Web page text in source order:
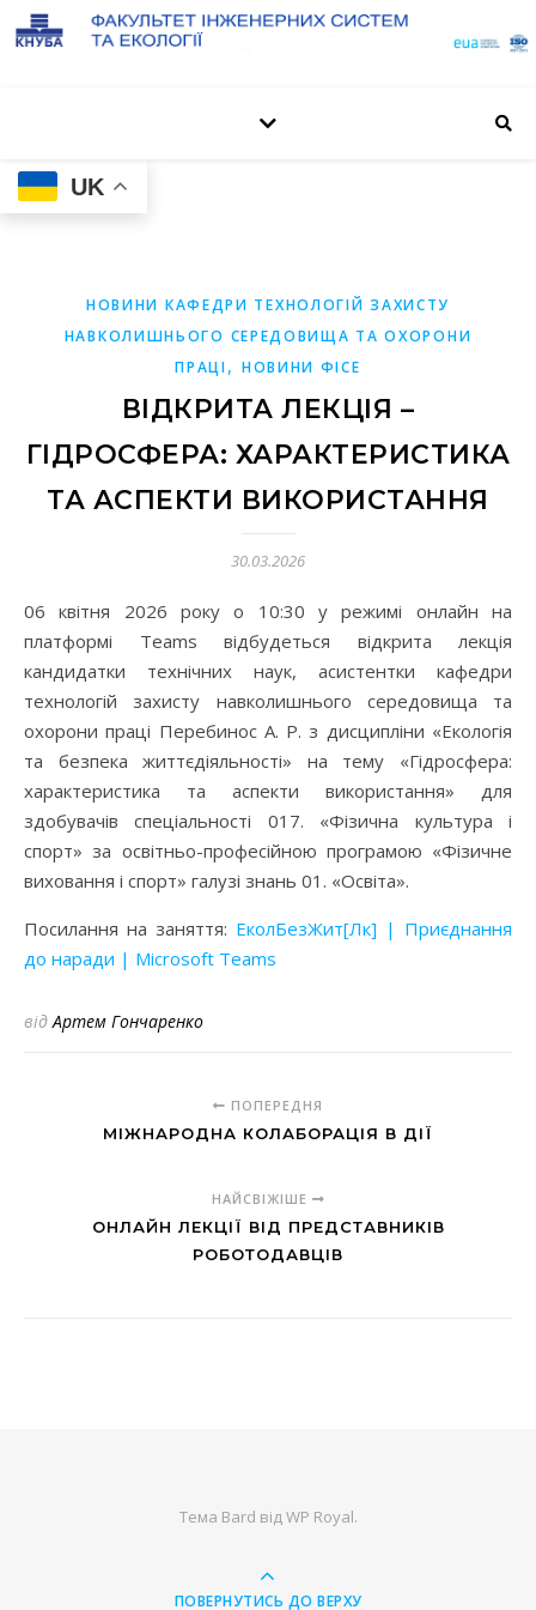
UK
НОВИНИ КАФЕДРИ ТЕХНОЛОГІЙ ЗАХИСТУ
НАВКОЛИШНЬОГО СЕРЕДОВИЩА ТА ОХОРОНИ
ПРАЦІ, НОВИНИ ФІСЕ
ВІДКРИТА ЛЕКЦІЯ –
ГІДРОСФЕРА: ХАРАКТЕРИСТИКА
ТА АСПЕКТИ ВИКОРИСТАННЯ
30.03.2026
06 квітня 2026 року о 10:30 у режимі онлайн на
платформі Teams відбудеться відкрита лекція
кандидатки технічних наук, асистентки кафедри
технологій захисту навколишнього середовища та
охорони праці Перебинос А. Р. з дисципліни «Екологія
та безпека життєдіяльності» на тему «Гідросфера:
характеристика та аспекти використання» для
здобувачів спеціальності 017. «Фізична культура і
спорт» за освітньо-професійною програмою «Фізичне
виховання і спорт» галузі знань 01. «Освіта».
Посилання на заняття: ЕколБезЖит[Лк] | Приєднання
до наради | Microsoft Teams
відАртем Гончаренко
ПОПЕРЕДНЯ
МІЖНАРОДНА КОЛАБОРАЦІЯ В ДІЇ
НАЙСВІЖІШЕ
ОНЛАЙН ЛЕКЦІЇ ВІД ПРЕДСТАВНИКІВ
РОБОТОДАВЦІВ
Тема Bard відWP Royal.
ПОВЕРНУТИСЬ ДО ВЕРХУ